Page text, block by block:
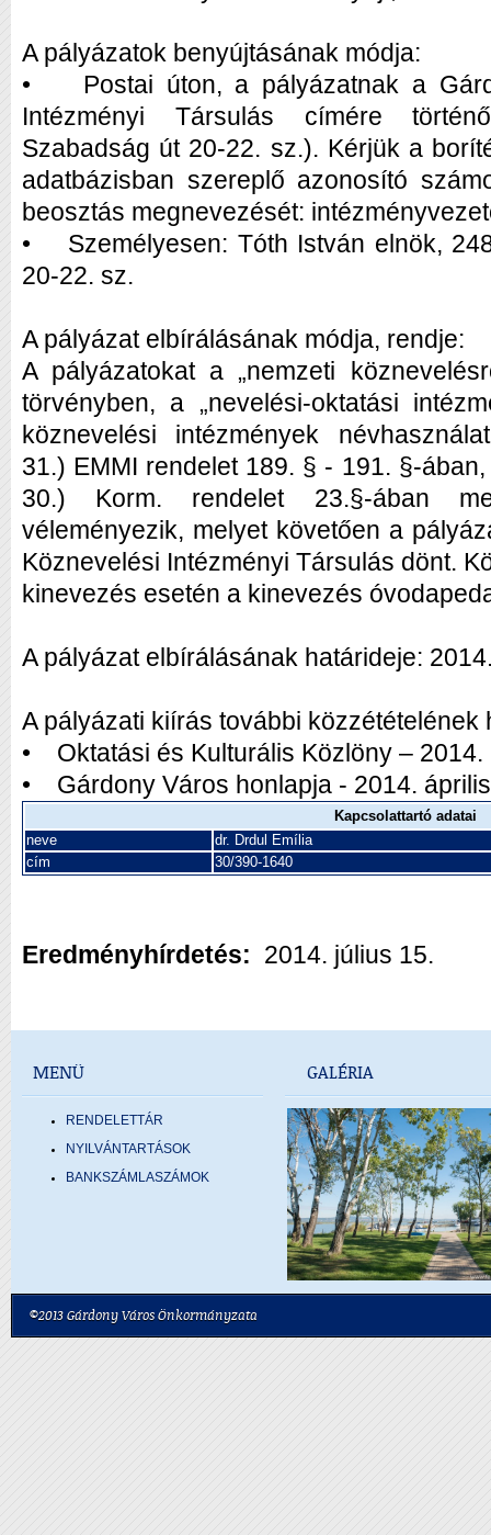
A pályázatok benyújtásának módja:
• Postai úton, a pályázatnak a
Intézményi Társulás címére
Szabadság út 20-22. sz.). Kérjük a
adatbázisban szereplő azonosító
beosztás megnevezését:
• Személyesen: Tóth István elnök,
20-22. sz.
A pályázat elbírálásának módja, rendje:
A pályázatokat a „nemzeti
törvényben, a „nevelési-oktatási
köznevelési intézmények
31.) EMMI rendelet 189. § - 191. §-
30.) Korm. rendelet 23.§-ában
véleményezik, melyet követően a
Köznevelési Intézményi Társulás dönt.
kinevezés esetén a kinevezés
A pályázat elbírálásának határideje:
A pályázati kiírás további
• Oktatási és Kulturális Közlöny –
• Gárdony Város honlapja - 2014.
Kapcsolattartó adatai
neve
dr. Drdul Emília
cím
30/390-1640
Eredményhírdetés: 2014. július 15.
MENÜ
RENDELETTÁR
NYILVÁNTARTÁSOK
BANKSZÁMLASZÁMOK
GALÉRIA
©2013 Gárdony Város Önkormányzata